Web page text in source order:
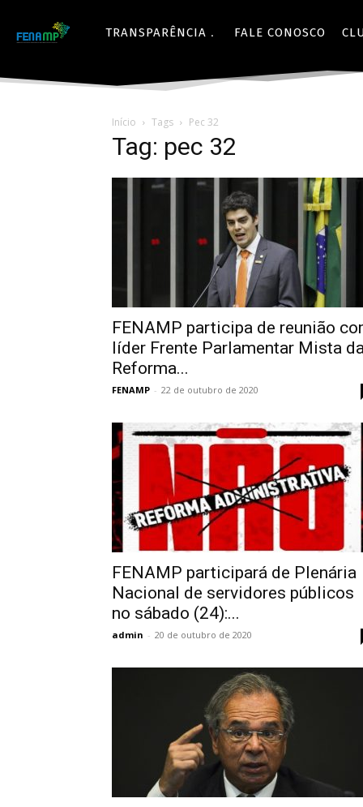
TRANSPARÊNCIA FALE CONOSCO
Início Tags Pec 32
Tag: pec 32
FENAMP participa de reunião
líder Frente Parlamentar Mista
Reforma...
FENAMP - 22 de outubro de 2020
FENAMP participará de Plenária
Nacional de servidores públicos
no sábado (24):...
admin - 20 de outubro de 2020